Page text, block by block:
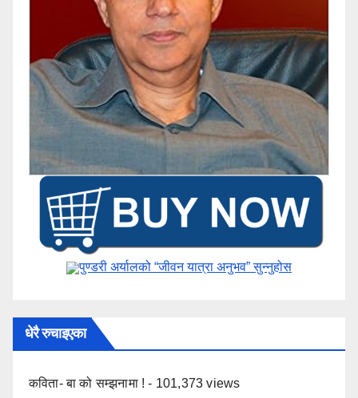
पुण्डरी अर्यालको “जीवन यात्रा अनुभव” ​सुन्नुहोस
धेरै रुचाइएका
कविता- बा को सम्झनामा ! - 101,373 views